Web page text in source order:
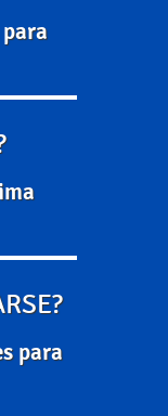
para